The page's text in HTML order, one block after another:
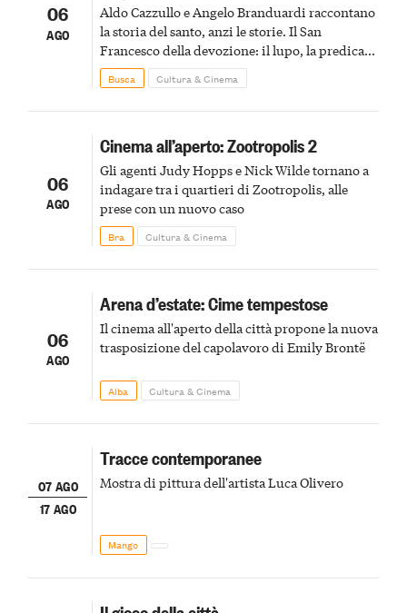
06
AGO
Aldo Cazzullo e Angelo Branduardi raccontano
la storia del santo, anzi le storie. Il San
Francesco della devozione: il lupo, la predica
agli uccelli, le stimmate
Busca Cultura & Cinema
06
AGO
Cinema all’aperto: Zootropolis 2
Gli agenti Judy Hopps e Nick Wilde tornano a
indagare tra i quartieri di Zootropolis, alle
prese con un nuovo caso
Bra Cultura & Cinema
06
AGO
Arena d’estate: Cime tempestose
Il cinema all'aperto della città propone la nuova
trasposizione del capolavoro di Emily Brontë
Alba Cultura & Cinema
07 AGO
17 AGO
Tracce contemporanee
Mostra di pittura dell'artista Luca Olivero
Mango